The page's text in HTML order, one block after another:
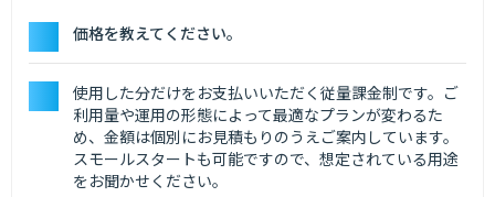
価格を教えてください。
使用した分だけをお支払いいただく従量課金制です。ご
利用量や運用の形態によって最適なプランが変わるた
め、金額は個別にお見積もりのうえご案内しています。
スモールスタートも可能ですので、想定されている用途
をお聞かせください。